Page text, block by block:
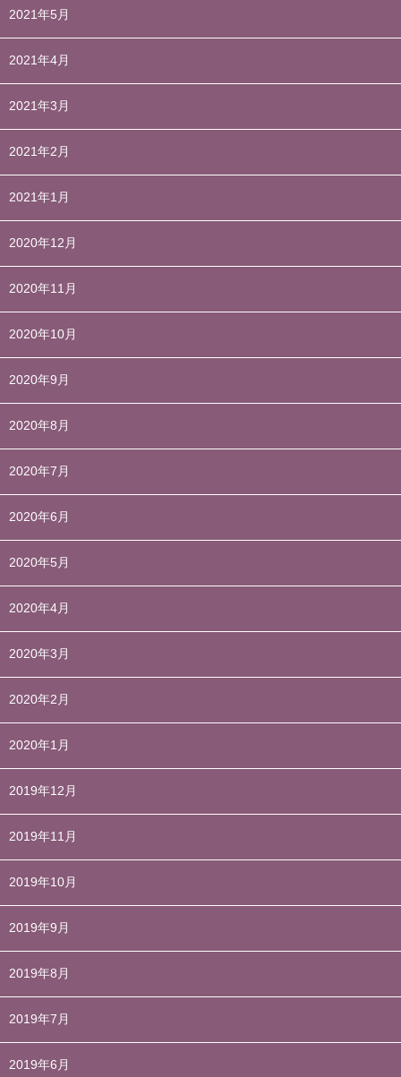
2021年5月
2021年4月
2021年3月
2021年2月
2021年1月
2020年12月
2020年11月
2020年10月
2020年9月
2020年8月
2020年7月
2020年6月
2020年5月
2020年4月
2020年3月
2020年2月
2020年1月
2019年12月
2019年11月
2019年10月
2019年9月
2019年8月
2019年7月
2019年6月